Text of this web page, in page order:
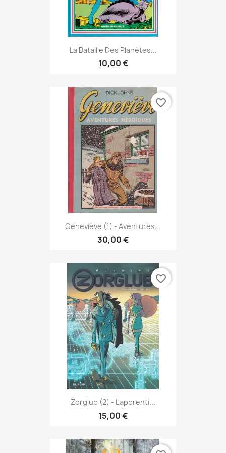
La Bataille Des Planètes...
10,00 €
Geneviève (1) - Aventures...
30,00 €
favorite_border
Zorglub (2) - L'apprenti...
15,00 €
favorite_border